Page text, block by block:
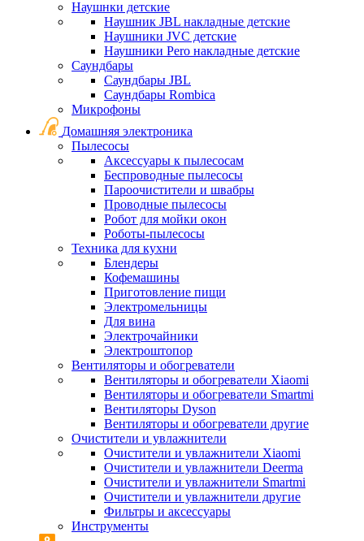
Наушнки детские
Наушник JBL накладные детские
Наушники JVC детские
Наушники Pero накладные детские
Саундбары
Саундбары JBL
Саундбары Rombica
Микрофоны
Домашняя электроника
Пылесосы
Аксессуары к пылесосам
Беспроводные пылесосы
Пароочистители и швабры
Проводные пылесосы
Робот для мойки окон
Роботы-пылесосы
Техника для кухни
Блендеры
Кофемашины
Приготовление пищи
Электромельницы
Для вина
Электрочайники
Электроштопор
Вентиляторы и обогреватели
Вентиляторы и обогреватели Xiaomi
Вентиляторы и обогреватели Smartmi
Вентиляторы Dyson
Вентиляторы и обогреватели другие
Очистители и увлажнители
Очистители и увлажнители Xiaomi
Очистители и увлажнители Deerma
Очистители и увлажнители Smartmi
Очистители и увлажнители другие
Фильтры и аксессуары
Инструменты